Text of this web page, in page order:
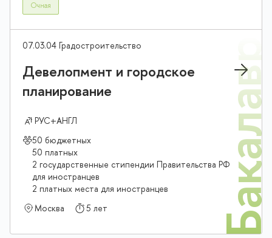
Очная
07.03.04 Градостроительство
Девелопмент и городское
планирование
РУС+АНГЛ
50 бюджетных
50 платных
2 государственные стипендии Правительства РФ
для иностранцев
2 платных места для иностранцев
Москва
5 лет